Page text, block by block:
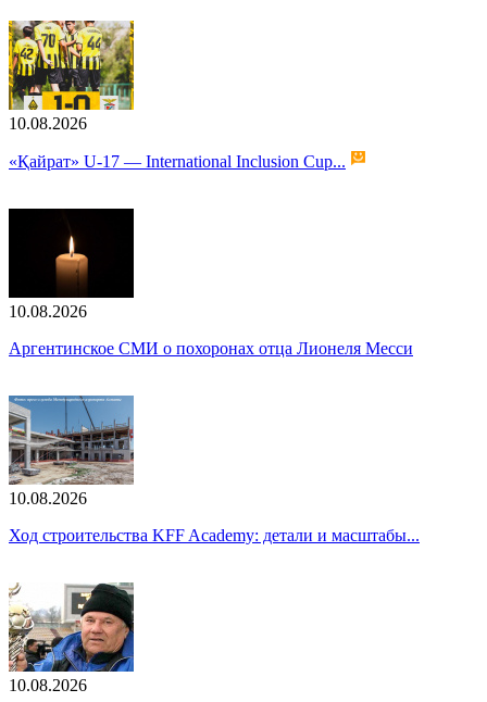
10.08.2026
«Қайрат» U-17 — International Inclusion Cup...
10.08.2026
Аргентинское СМИ о похоронах отца Лионеля Месси
10.08.2026
Ход строительства KFF Academy: детали и масштабы...
10.08.2026